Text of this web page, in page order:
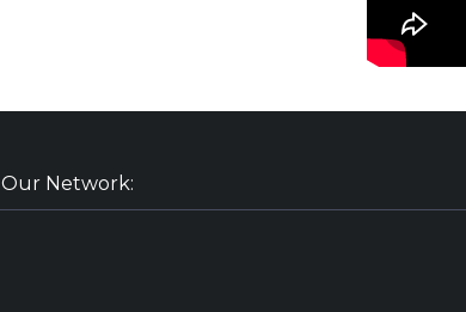
Our Network: